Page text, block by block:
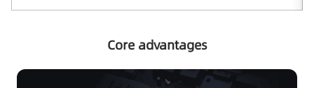
Core advantages